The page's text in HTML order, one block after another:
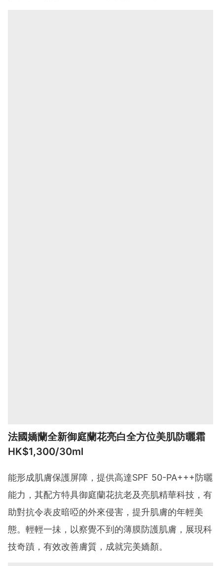
法國嬌蘭全新御庭蘭花亮白全方位美肌防曬霜
HK$1,300/30ml
能形成肌膚保護屏障，提供高達SPF 50-PA+++防曬
能力，其配方特具御庭蘭花抗老及亮肌精華科技，有
助對抗令表皮暗啞的外來侵害，提升肌膚的年輕美
態。輕輕一抺，以察覺不到的薄膜防護肌膚，展現科
技奇蹟，有效改善膚質，成就完美嬌顏。